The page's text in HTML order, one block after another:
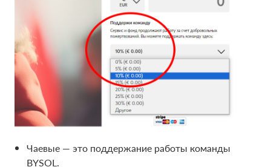
Чаевые — это поддержание работы команды
BYSOL.